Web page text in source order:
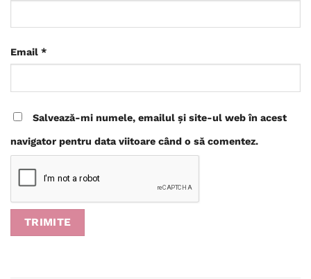
Email *
Salvează-mi numele, emailul și site-ul web în acest
navigator pentru data viitoare când o să comentez.